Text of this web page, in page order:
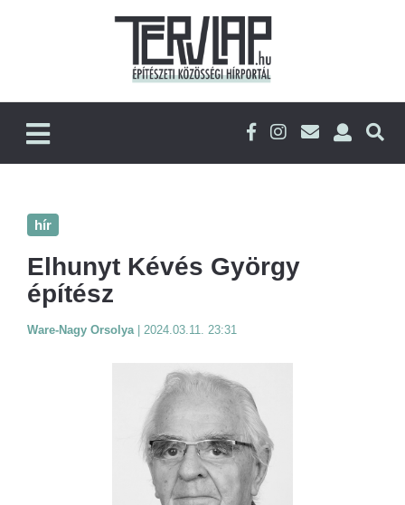
hír
Elhunyt Kévés György
építész
Ware-Nagy Orsolya 2024.03.11. 23:31